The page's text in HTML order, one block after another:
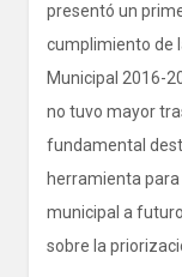
presentó un
cumplimiento de
Municipal 2016-
no tuvo mayor
fundamental
herramienta
municipal a
sobre la